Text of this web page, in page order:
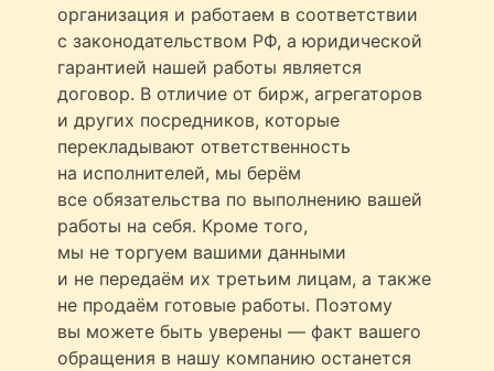
организация и работаем в соответствии
с законодательством РФ, а юридической
гарантией нашей работы является
договор. В отличие от бирж, агрегаторов
и других посредников, которые
перекладывают ответственность
на исполнителей, мы берём
все обязательства по выполнению вашей
работы на себя. Кроме того,
мы не торгуем вашими данными
и не передаём их третьим лицам, а также
не продаём готовые работы. Поэтому
вы можете быть уверены — факт вашего
обращения в нашу компанию останется